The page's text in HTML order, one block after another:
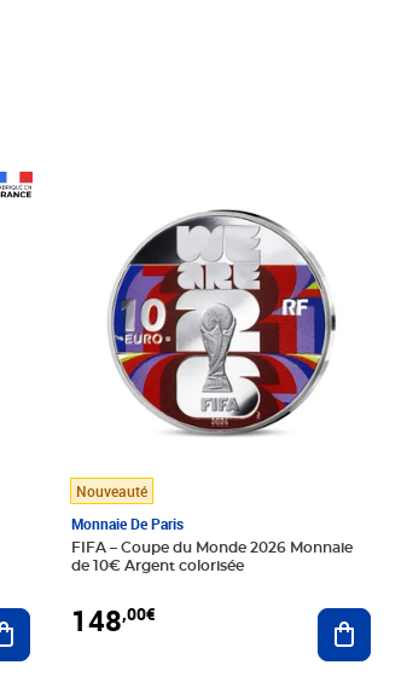
Ajouter au panier
Nouveauté
Monnaie De Paris
FIFA – Coupe du Monde 2026 Monnaie
de 10€ Argent colorisée
148,00€